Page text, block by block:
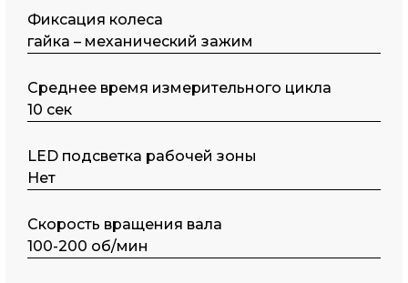
Фиксация колеса
гайка – механический зажим
Среднее время измерительного цикла
10 сек
LED подсветка рабочей зоны
Нет
Скорость вращения вала
100-200 об/мин